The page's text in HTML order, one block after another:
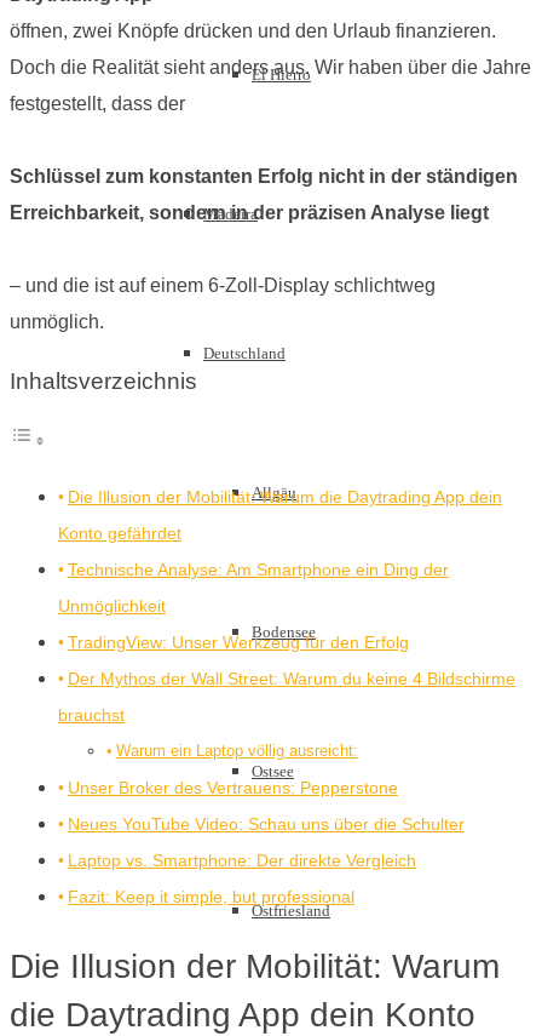
El Hierro
Madeira
Deutschland
Allgäu
Bodensee
Ostsee
Ostfriesland
öffnen, zwei Knöpfe drücken und den Urlaub finanzieren.
Doch die Realität sieht anders aus. Wir haben über die Jahre
festgestellt, dass der
Schlüssel zum konstanten Erfolg nicht in der ständigen
Erreichbarkeit, sondern in der präzisen Analyse liegt
– und die ist auf einem 6-Zoll-Display schlichtweg
unmöglich.
Inhaltsverzeichnis
Die Illusion der Mobilität: Warum die Daytrading App dein
Konto gefährdet
Technische Analyse: Am Smartphone ein Ding der
Unmöglichkeit
TradingView: Unser Werkzeug für den Erfolg
Der Mythos der Wall Street: Warum du keine 4 Bildschirme
brauchst
Warum ein Laptop völlig ausreicht:
Unser Broker des Vertrauens: Pepperstone
Neues YouTube Video: Schau uns über die Schulter
Laptop vs. Smartphone: Der direkte Vergleich
Fazit: Keep it simple, but professional
Die Illusion der Mobilität: Warum
die Daytrading App dein Konto